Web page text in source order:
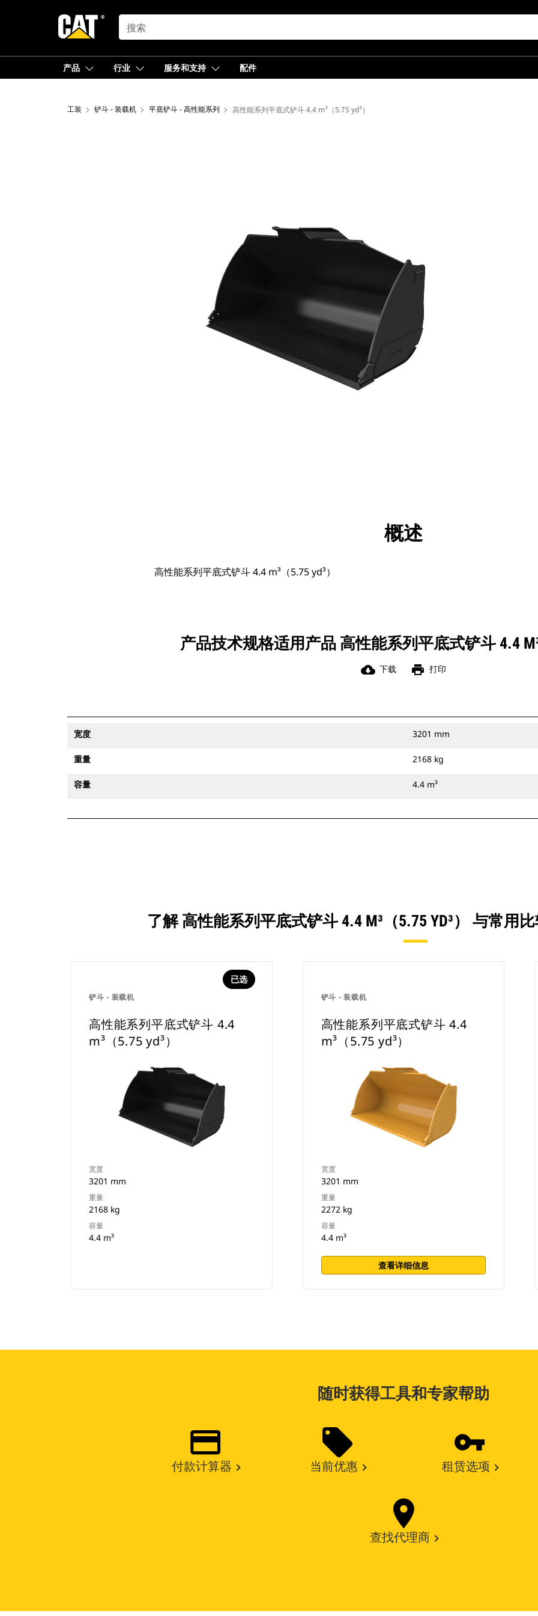
SEARCH
产品 行业 服务和支持 配件
工装 铲斗 - 装载机 平底铲斗 - 高性能系列 高性能系列平底式铲斗 4.4 m³（5.75 yd³）
展示
概述
高性能系列平底式铲斗 4.4 m³（5.75 yd³）
产品技术规格适用产品 高性能系列平底式铲斗 4.4 M³
cloud_download 下载 print 打印
宽度 3201 mm
重量 2168 kg
容量 4.4 m³
了解 高性能系列平底式铲斗 4.4 M³（5.75 YD³） 与常用
铲斗 - 装载机
已选
高性能系列平底式铲斗 4.4
m³（5.75 yd³）
宽度
3201 mm
重量
2168 kg
容量
4.4 m³
铲斗 - 装载机
高性能系列平底式铲斗 4.4
m³（5.75 yd³）
宽度
3201 mm
重量
2272 kg
容量
4.4 m³
查看详细信息
随时获得工具和专家帮助
付款计算器 当前优惠 租赁选项
查找代理商